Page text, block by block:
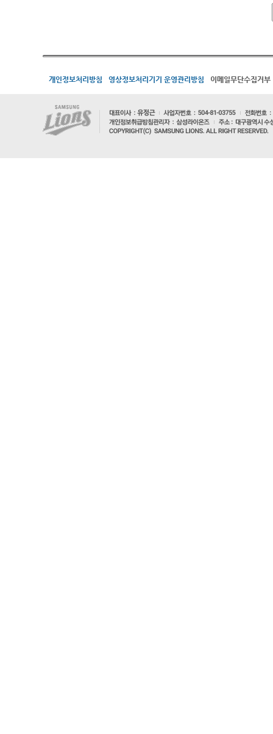
개인정보처리방침 영상정보처리기기 운영관리방침 이메일무단수집거부